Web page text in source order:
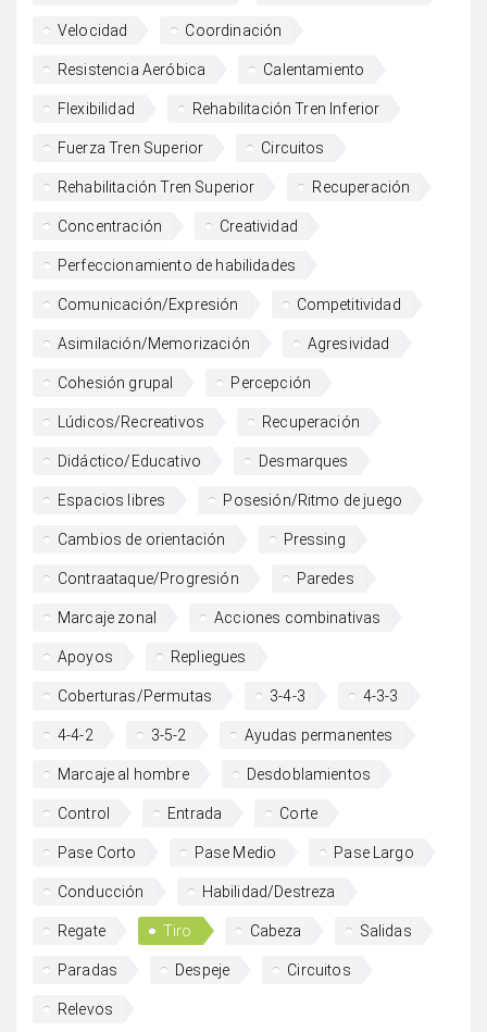
Velocidad Coordinación
Resistencia Aeróbica Calentamiento
Flexibilidad Rehabilitación Tren Inferior
Fuerza Tren Superior Circuitos
Rehabilitación Tren Superior Recuperación
Concentración Creatividad
Perfeccionamiento de habilidades
Comunicación/Expresión Competitividad
Asimilación/Memorización Agresividad
Cohesión grupal Percepción
Lúdicos/Recreativos Recuperación
Didáctico/Educativo Desmarques
Espacios libres Posesión/Ritmo de juego
Cambios de orientación Pressing
Contraataque/Progresión Paredes
Marcaje zonal Acciones combinativas
Apoyos Repliegues
Coberturas/Permutas 3-4-3 4-3-3
4-4-2 3-5-2 Ayudas permanentes
Marcaje al hombre Desdoblamientos
Control Entrada Corte
Pase Corto Pase Medio Pase Largo
Conducción Habilidad/Destreza
Regate Tiro Cabeza Salidas
Paradas Despeje Circuitos
Relevos